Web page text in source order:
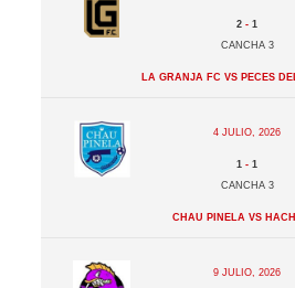
2 -1
Cancha 3
La Granja FC vs Peces
4 julio, 2026
1 -1
Cancha 3
Chau Pinela vs
9 julio, 2026